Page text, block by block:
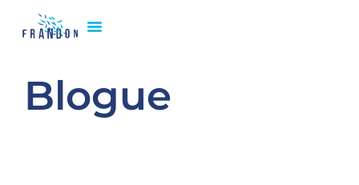
Blogue